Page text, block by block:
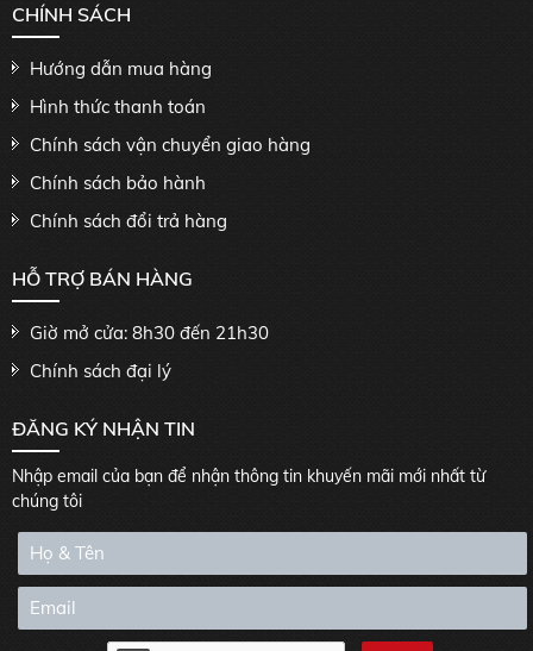
CHÍNH SÁCH
Hướng dẫn mua hàng
Hình thức thanh toán
Chính sách vận chuyển giao hàng
Chính sách bảo hành
Chính sách đổi trả hàng
HỖ TRỢ BÁN HÀNG
Giờ mở cửa: 8h30 đến 21h30
Chính sách đại lý
ĐĂNG KÝ NHẬN TIN
Nhập email của bạn để nhận thông tin khuyến mãi mới nhất từ
chúng tôi